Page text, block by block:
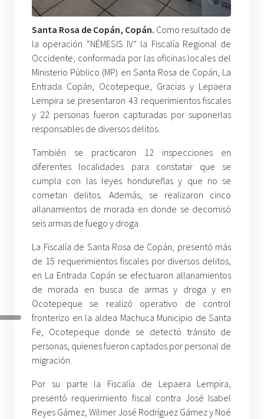
Santa Rosa de Copán, Copán. Como resultado de
la operación “NÉMESIS IV” la Fiscalía Regional de
Occidente, conformada por las oficinas locales del
Ministerio Público (MP) en Santa Rosa de Copán, La
Entrada Copán, Ocotepeque, Gracias y Lepaera
Lempira se presentaron 43 requerimientos fiscales
y 22 personas fueron capturadas por suponerlas
responsables de diversos delitos.
También se practicaron 12 inspecciones en
diferentes localidades para constatar que se
cumpla con las leyes hondureñas y que no se
cometan delitos. Además, se realizaron cinco
allanamientos de morada en donde se decomisó
seis armas de fuego y droga.
La Fiscalía de Santa Rosa de Copán, presentó más
de 15 requerimientos fiscales por diversos delitos,
en La Entrada Copán se efectuaron allanamientos
de morada en busca de armas y droga y en
Ocotepeque se realizó operativo de control
fronterizo en la aldea Machuca Municipio de Santa
Fe, Ocotepeque donde se detectó tránsito de
personas, quienes fueron captados por personal de
migración.
Por su parte la Fiscalía de Lepaera Lempira,
presentó requerimiento fiscal contra José Isabel
Reyes Gámez, Wilmer José Rodríguez Gámez y Noé